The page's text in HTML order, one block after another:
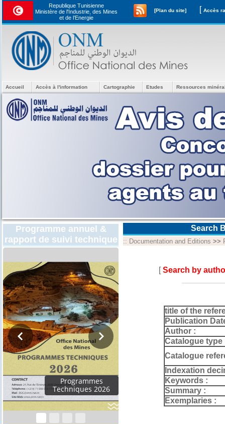
Republique Tunisienne
Ministère de l'Industrie, des Mines
et de l’Energie
[Plan du site] [
Accueil Accès à l'information Cartographie Etudes Ressources
Programme annuel &
rapport de suivi technique
Programmes
Techniques 2026
Search
:: Documentation and Editions >>
[Search by
title of the
Publication
Author :
Catalogue type
Catalogue
Indexation
Keywords :
Summary :
Exemplaries :